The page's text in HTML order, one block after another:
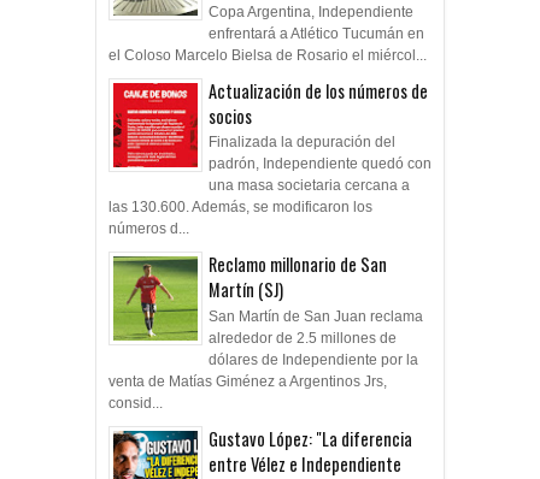
Copa Argentina, Independiente
enfrentará a Atlético Tucumán en
el Coloso Marcelo Bielsa de Rosario el miércol...
Actualización de los números de
socios
Finalizada la depuración del
padrón, Independiente quedó con
una masa societaria cercana a
las 130.600. Además, se modificaron los
números d...
Reclamo millonario de San
Martín (SJ)
San Martín de San Juan reclama
alrededor de 2.5 millones de
dólares de Independiente por la
venta de Matías Giménez a Argentinos Jrs,
consid...
Gustavo López: "La diferencia
entre Vélez e Independiente